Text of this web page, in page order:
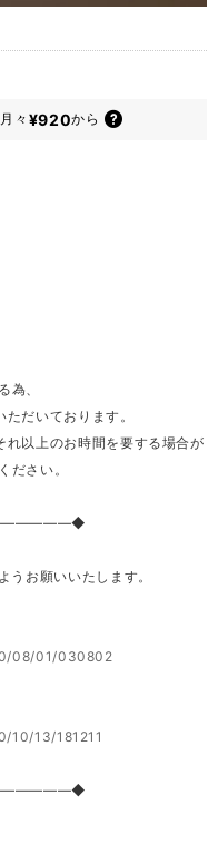
月々 ¥920から
為、
だいております。
以上のお時間を要する場合が
ださい。
お願いいたします。
08/01/030802
10/13/181211